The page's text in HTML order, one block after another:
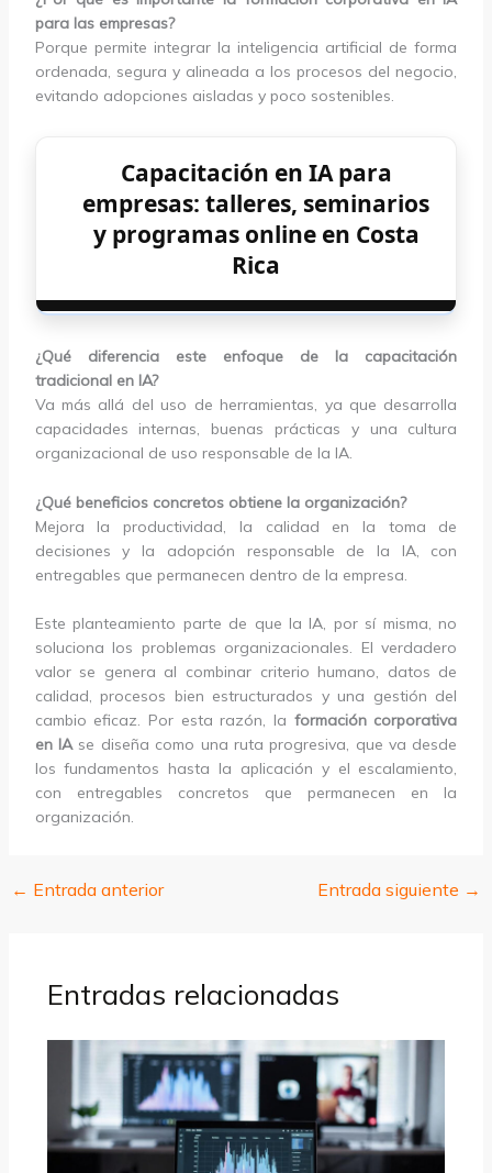
para las empresas?
Porque permite integrar la inteligencia artificial de forma
ordenada, segura y alineada a los procesos del negocio,
evitando adopciones aisladas y poco sostenibles.
Capacitación en IA para
empresas: talleres, seminarios
y programas online en Costa
Rica
¿Qué diferencia este enfoque de la capacitación
tradicional en IA?
Va más allá del uso de herramientas, ya que desarrolla
capacidades internas, buenas prácticas y una cultura
organizacional de uso responsable de la IA.
¿Qué beneficios concretos obtiene la organización?
Mejora la productividad, la calidad en la toma de
decisiones y la adopción responsable de la IA, con
entregables que permanecen dentro de la empresa.
Este planteamiento parte de que la IA, por sí misma, no
soluciona los problemas organizacionales. El verdadero
valor se genera al combinar criterio humano, datos de
calidad, procesos bien estructurados y una gestión del
cambio eficaz. Por esta razón, la formación corporativa
en IAse diseña como una ruta progresiva, que va desde
los fundamentos hasta la aplicación y el escalamiento,
con entregables concretos que permanecen en la
organización.
← Entrada anterior Entrada siguiente →
Entradas relacionadas